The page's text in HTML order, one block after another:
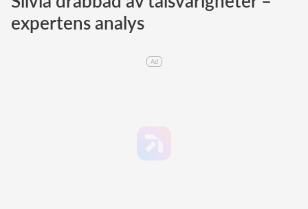
Norska kungahuset
expertens analys
Ad